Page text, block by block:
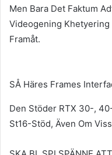
Men Bara Det Faktum
Videogening Khetyering
Framåt.
SÅ Häres Frames
Den Stöder RTX 30-,
St16-Stöd, Även Om